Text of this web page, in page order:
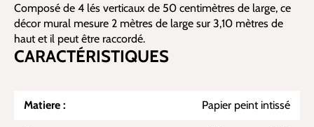
Composé de 4 lés verticaux de 50 centimètres de large, ce
décor mural mesure 2 mètres de large sur 3,10 mètres de
haut et il peut être raccordé.
CARACTÉRISTIQUES
Matiere : Papier peint intissé